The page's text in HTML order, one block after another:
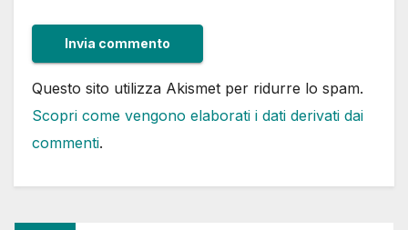
Questo sito utilizza Akismet per ridurre lo spam.
Scopri come vengono elaborati i dati derivati dai
commenti.